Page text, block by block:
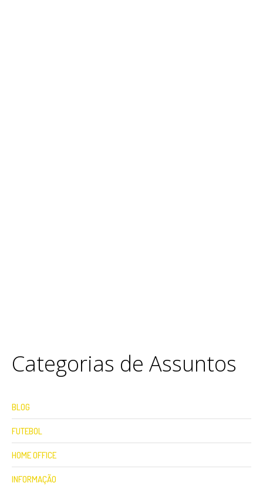
Categorias de Assuntos
BLOG
FUTEBOL
HOME OFFICE
INFORMAÇÃO